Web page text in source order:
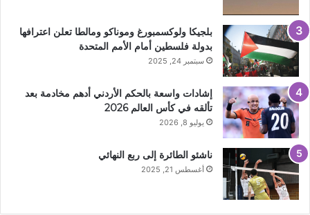
بلجيكا ولوكسمبورغ وموناكو ومالطا تعلن اعترافها
بدولة فلسطين أمام الأمم المتحدة
سبتمبر 24, 2025
إشادات واسعة بالحكم الأردني أدهم مخادمة بعد
تألقه في كأس العالم 2026
يوليو 8, 2026
ناشئو الطائرة إلى ربع النهائي
أغسطس 21, 2025